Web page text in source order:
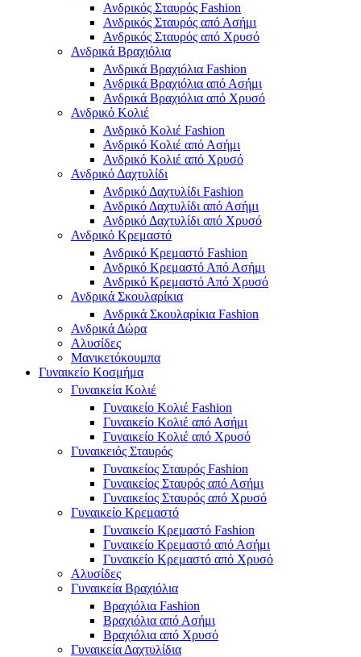
Ανδρικός Σταυρός Fashion
Ανδρικός Σταυρός από Ασήμι
Ανδρικός Σταυρός από Χρυσό
Ανδρικά Βραχιόλια
Ανδρικά Βραχιόλια Fashion
Ανδρικά Βραχιόλια από Ασήμι
Ανδρικά Βραχιόλια από Χρυσό
Ανδρικό Κολιέ
Ανδρικό Κολιέ Fashion
Ανδρικό Κολιέ από Ασήμι
Ανδρικό Κολιέ από Χρυσό
Ανδρικό Δαχτυλίδι
Ανδρικό Δαχτυλίδι Fashion
Ανδρικό Δαχτυλίδι από Ασήμι
Ανδρικό Δαχτυλίδι από Χρυσό
Ανδρικό Κρεμαστό
Ανδρικό Κρεμαστό Fashion
Ανδρικό Κρεμαστό Από Ασήμι
Ανδρικό Κρεμαστό Από Χρυσό
Ανδρικά Σκουλαρίκια
Ανδρικά Σκουλαρίκια Fashion
Ανδρικά Δώρα
Αλυσίδες
Μανικετόκουμπα
Γυναικείο Κοσμήμα
Γυναικεία Κολιέ
Γυναικείο Κολιέ Fashion
Γυναικείο Κολιέ από Ασήμι
Γυναικείο Κολιέ από Χρυσό
Γυναικειός Σταυρός
Γυναικείος Σταυρός Fashion
Γυναικείος Σταυρός από Ασήμι
Γυναικείος Σταυρός από Χρυσό
Γυναικείο Κρεμαστό
Γυναικείο Κρεμαστό Fashion
Γυναικείο Κρεμαστό από Ασήμι
Γυναικείο Κρεμαστό από Χρυσό
Αλυσίδες
Γυναικεία Βραχιόλια
Βραχιόλια Fashion
Βραχιόλια από Ασήμι
Βραχιόλια από Χρυσό
Γυναικεία Δαχτυλίδια